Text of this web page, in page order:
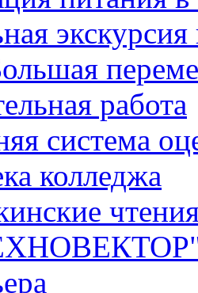
работа
система
колледжа